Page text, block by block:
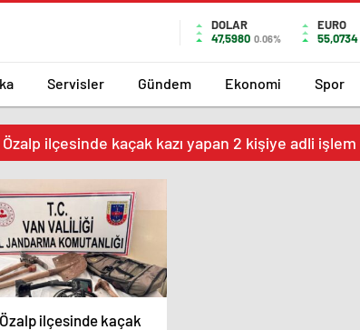
DOLAR
47,5980 0.06%
EURO
55,0734
Servisler Gündem Ekonomi Spor
Özalp ilçesinde kaçak kazı yapan 2 kişiye adli
Özalp ilçesinde kaçak